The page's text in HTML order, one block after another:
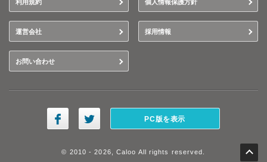
利用規約 個人情報保護方針
運営会社 採用情報
お問い合わせ
PC版を表示
© 2010 - 2026, Caloo All rights reserved.